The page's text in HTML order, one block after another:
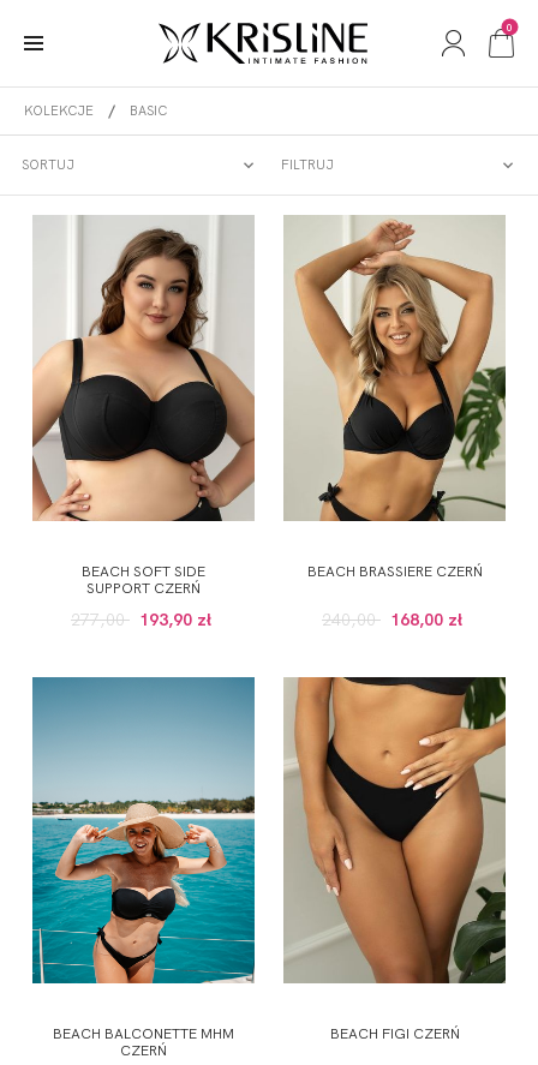
0
KOLEKCJE BASIC
SORTUJ FILTRUJ
BASIC
BEACH SOFT SIDE
SUPPORT CZERŃ
277,00 193,90 zł
BEACH BRASSIERE CZERŃ
240,00 168,00 zł
BEACH BALCONETTE MHM
CZERŃ
BEACH FIGI CZERŃ